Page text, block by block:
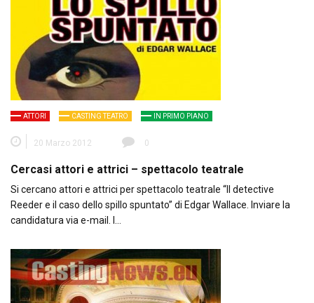
ATTORI CASTING TEATRO IN PRIMO PIANO
20 Marzo 2012 0
Cercasi attori e attrici – spettacolo teatrale
Si cercano attori e attrici per spettacolo teatrale “Il detective
Reeder e il caso dello spillo spuntato” di Edgar Wallace. Inviare la
candidatura via e-mail. I…